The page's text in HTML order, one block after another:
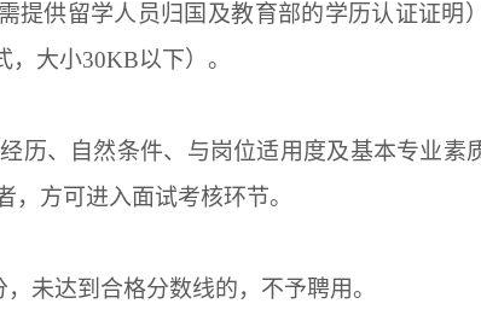
提供留学人员归国及教育部的学历认证证明
，大小30KB以下）。
历、自然条件、与岗位适用度及基本专业素
方可进入面试考核环节。
未达到合格分数线的，不予聘用。